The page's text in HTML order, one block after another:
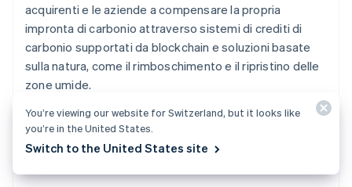
acquirenti e le aziende a compensare la propria
impronta di carbonio attraverso sistemi di crediti di
carbonio supportati da blockchain e soluzioni basate
sulla natura, come il rimboschimento e il ripristino delle
zone umide.
Principi di economia circolare
You’re viewing our website for Switzerland, but it looks like
you’re in the United States.
Switch to the United States site